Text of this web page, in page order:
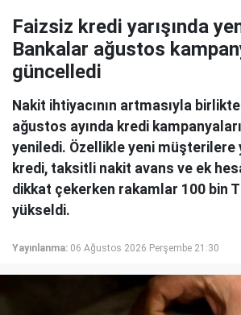
Faizsiz kredi yarışında
Bankalar ağustos
güncelledi
Nakit ihtiyacının artmasıyla
ağustos ayında kredi
yeniledi. Özellikle yeni müşterilere
kredi, taksitli nakit avans ve ek
dikkat çekerken rakamlar 100 bin
yükseldi.
Yayınlanma: 06 Ağustos 2026 Perşembe 21:30